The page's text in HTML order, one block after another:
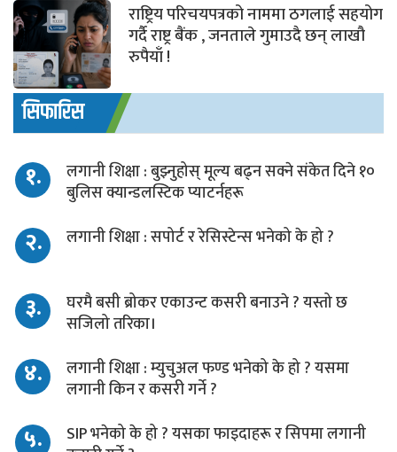
राष्ट्रिय परिचयपत्रको नाममा ठगलाई सहयोग
गर्दै राष्ट्र बैंक , जनताले गुमाउदै छन् लाखौ
रुपैयाँ !
सिफारिस
१.
लगानी शिक्षा : बुझ्नुहोस् मूल्य बढ्न सक्ने संकेत दिने १०
बुलिस क्यान्डलस्टिक प्याटर्नहरू
२. लगानी शिक्षा : सपोर्ट र रेसिस्टेन्स भनेको के हो ?
३.
घरमै बसी ब्रोकर एकाउन्ट कसरी बनाउने ? यस्तो छ
सजिलो तरिका।
४.
लगानी शिक्षा : म्युचुअल फण्ड भनेको के हो ? यसमा
लगानी किन र कसरी गर्ने ?
५.
SIP भनेको के हो ? यसका फाइदाहरू र सिपमा लगानी